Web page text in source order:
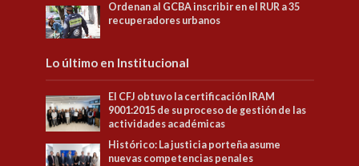
Ordenan al GCBA inscribir en el RUR a 35
recuperadores urbanos
Lo último en Institucional
El CFJ obtuvo la certificación IRAM
9001:2015 de su proceso de gestión de las
actividades académicas
Histórico: La justicia porteña asume
nuevas competencias penales